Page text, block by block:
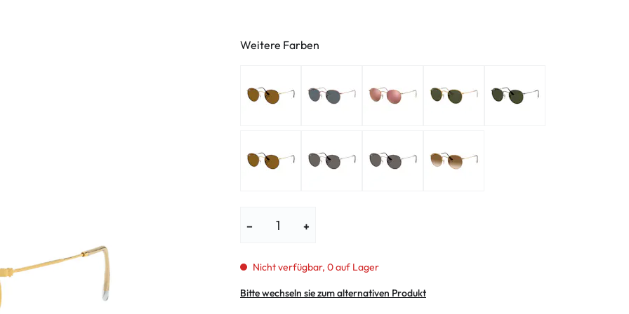
Weitere Farben
− +
Nicht verfügbar, 0 auf Lager
Bitte wechseln sie zum alternativen Produkt